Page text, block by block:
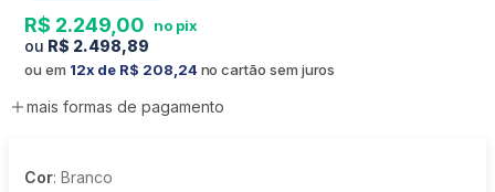
R$ 2.249 00
R$ 2.498,89
ou em 12 R$ 208 24no cartão sem juros
mais formas de pagamento
Cor: Branco